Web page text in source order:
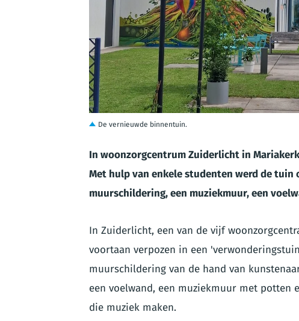
JPG
De vernieuwde binnentuin.
In woonzorgcentrum Zuiderlicht in
Met hulp van enkele studenten werd de
muurschildering, een muziekmuur, een
In Zuiderlicht, een van de vijf
voortaan verpozen in een
muurschildering van de hand van
een voelwand, een muziekmuur met potten
die muziek maken.